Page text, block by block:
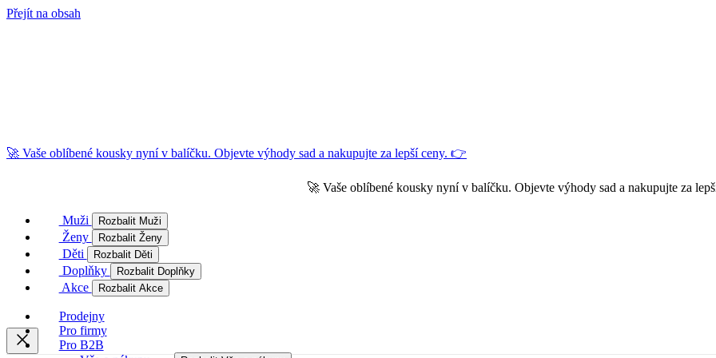
Přejít na obsah
🚀 Vaše oblíbené kousky nyní v balíčku. Objevte výhody sad a nakupujte za lepší ceny. 👉
🚀 Vaše oblíbené kousky nyní v balíčku. Objevte výhody sad a nakupujte za
Muži Rozbalit Muži
Ženy Rozbalit Ženy
Děti Rozbalit Děti
Doplňky Rozbalit Doplňky
Akce Rozbalit Akce
Prodejny
Pro firmy
Pro B2B